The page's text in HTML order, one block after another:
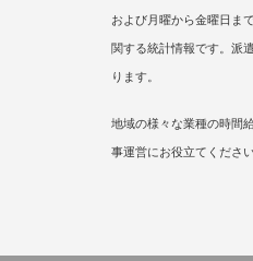
および月曜から金曜日ま
関する統計情報です。派
ります。
地域の様々な業種の時間
事運営にお役立てください